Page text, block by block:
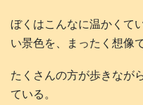
ぼくはこんなに温かくて
い景色を、まったく想像
たくさんの方が歩きなが
ている。